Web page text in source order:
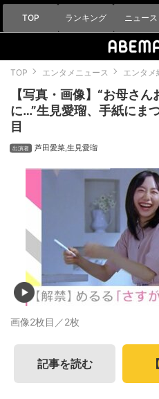
TOP ランキング ニュース
TOP エンタメニュース エンタメ
【写真・画像】“お母さ
に…”生見愛瑠、手紙にま
目
芦田愛菜,生見愛瑠
画像2枚目／2枚
記事を読む